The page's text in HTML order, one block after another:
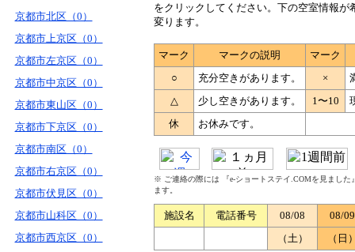
京都市北区（0）
京都市上京区（0）
京都市左京区（0）
京都市中京区（0）
京都市東山区（0）
京都市下京区（0）
京都市南区（0）
京都市右京区（0）
京都市伏見区（0）
京都市山科区（0）
京都市西京区（0）
をクリックしてください。下の空室情報が
変ります。
マーク マークの説明
マーク
○
充分空きがあります。 ×
△
少し空きがあります。 1〜10
休
お休みです。
※ ご連絡の際には 『e-ショートステイ.COMを見まし
ます。
施設名 電話番号 08/08
08/09
（土）
（日